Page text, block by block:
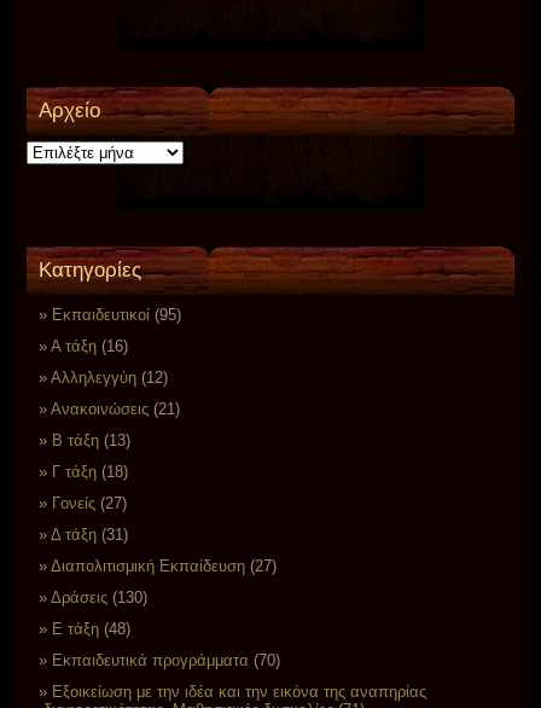
Αρχείο
Αρχείο
Kατηγορίες
Eκπαιδευτικοί (95)
Α τάξη (16)
Αλληλεγγύη (12)
Ανακοινώσεις (21)
Β τάξη (13)
Γ τάξη (18)
Γονείς (27)
Δ τάξη (31)
Διαπολιτισμική Εκπαίδευση (27)
Δράσεις (130)
Ε τάξη (48)
Εκπαιδευτικά προγράμματα (70)
Εξοικείωση με την ιδέα και την εικόνα της αναπηρίας